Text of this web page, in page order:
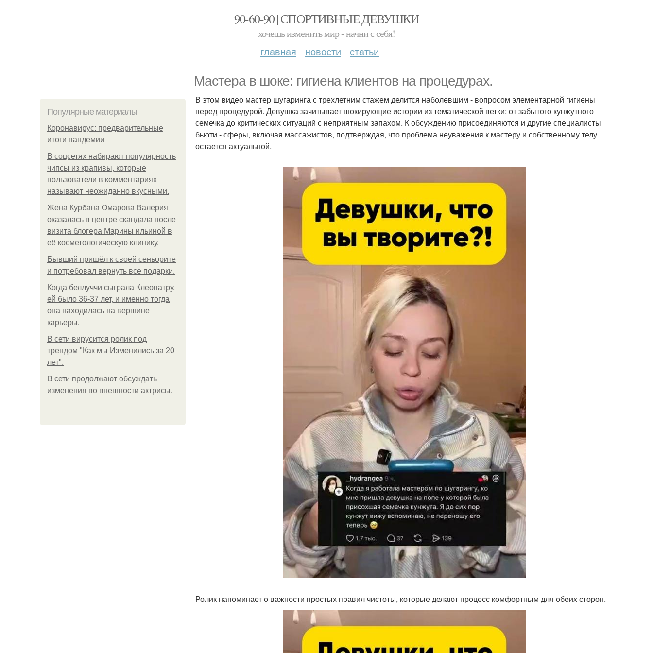
90-60-90 | СПОРТИВНЫЕ ДЕВУШКИ
хочешь изменить мир - начни с себя!
главная новости статьи
Мастера в шоке: гигиена клиентов на процедурах.
Популярные материалы
Коронавирус: предварительные
итоги пандемии
В соцсетях набирают популярность
чипсы из крапивы, которые
пользователи в комментариях
называют неожиданно вкусными.
Жена Курбана Омарова Валерия
оказалась в центре скандала после
визита блогера Марины ильиной в
её косметологическую клинику.
Бывший пришёл к своей сеньорите
и потребовал вернуть все подарки.
Когда беллуччи сыграла Клеопатру,
ей было 36-37 лет, и именно тогда
она находилась на вершине
карьеры.
В сети вирусится ролик под
трендом "Как мы Изменились за 20
лет".
В сети продолжают обсуждать
изменения во внешности актрисы.
В этом видео мастер шугаринга с трехлетним стажем делится наболевшим - вопросом элементарной гигиены
перед процедурой. Девушка зачитывает шокирующие истории из тематической ветки: от забытого кунжутного
семечка до критических ситуаций с неприятным запахом. К обсуждению присоединяются и другие специалисты
бьюти - сферы, включая массажистов, подтверждая, что проблема неуважения к мастеру и собственному телу
остается актуальной.
Ролик напоминает о важности простых правил чистоты, которые делают процесс комфортным для обеих сторон.